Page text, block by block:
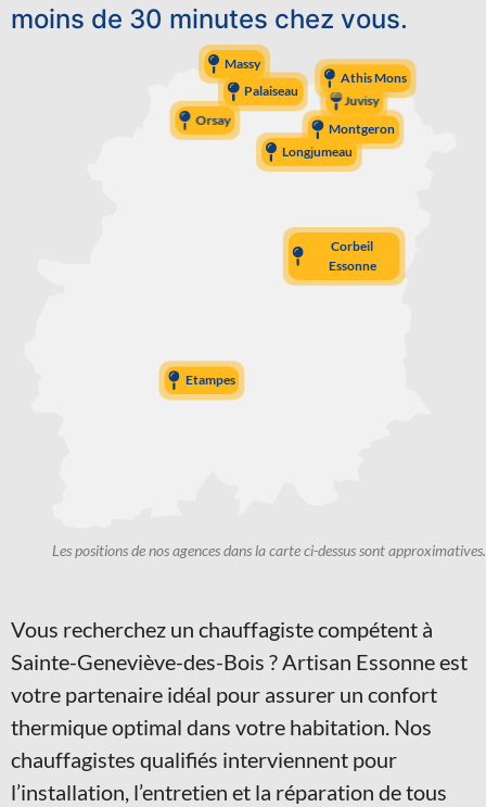
moins de 30 minutes chez vous.
Orsay
Juvisy
Athis Mons
Corbeil
Essonne
Etampes
Longjumeau
Massy
Montgeron
Palaiseau
Les positions de nos agences dans la carte ci-dessus sont approximatives.
Vous recherchez un chauffagiste compétent à
Sainte-Geneviève-des-Bois ? Artisan Essonne est
votre partenaire idéal pour assurer un confort
thermique optimal dans votre habitation. Nos
chauffagistes qualifiés interviennent pour
l’installation, l’entretien et la réparation de tous